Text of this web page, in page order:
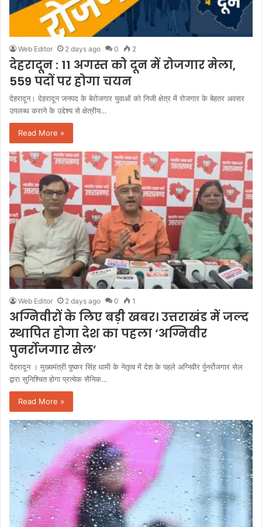
Web Editor 2 days ago 0 2
देहरादून : 11 अगस्त को दून में रोजगार मेला,
559 पदों पर होगा चयन
देहरादून। देहरादून जनपद के बेरोजगार युवाओं को निजी क्षेत्र में रोजगार के बेहतर अवसर
उपलब्ध कराने के उद्देश्य से क्षेत्रीय…
Read More »
Web Editor 2 days ago 0 1
अग्निवीरों के लिए बड़ी खबर। उत्तराखंड में जल्द
स्थापित होगा देश का पहला ‘अग्निवीर
पुनर्रोजगार सेल’
देहरादून । मुख्यमंत्री पुष्कर सिंह धामी के नेतृत्व में देश के पहले अग्निवीर र्पुनर्रोजगार सेल
द्वारा सुनिश्चित होगा प्रत्येक सैनिक…
Read More »